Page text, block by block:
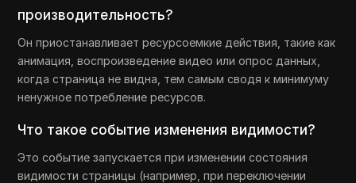
производительность?
Он приостанавливает ресурсоемкие действия, такие как
анимация, воспроизведение видео или опрос данных,
когда страница не видна, тем самым сводя к минимуму
ненужное потребление ресурсов.
Что такое событие изменения видимости?
Это событие запускается при изменении состояния
видимости страницы (например, при переключении